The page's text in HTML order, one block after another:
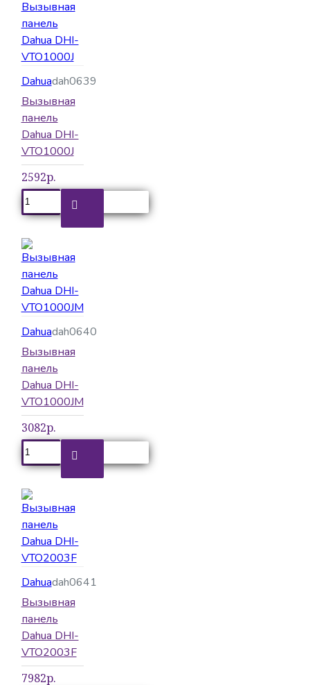
Dahuadah0639
Вызывная
панель
Dahua DHI-
VTO1000J
2592р.
Dahuadah0640
Вызывная
панель
Dahua DHI-
VTO1000JM
3082р.
Dahuadah0641
Вызывная
панель
Dahua DHI-
VTO2003F
7982р.